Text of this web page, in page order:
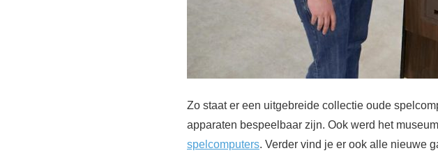
Zo staat er een uitgebreide collectie oude
apparaten bespeelbaar zijn. Ook werd het
spelcomputers. Verder vind je er ook alle nieuwe